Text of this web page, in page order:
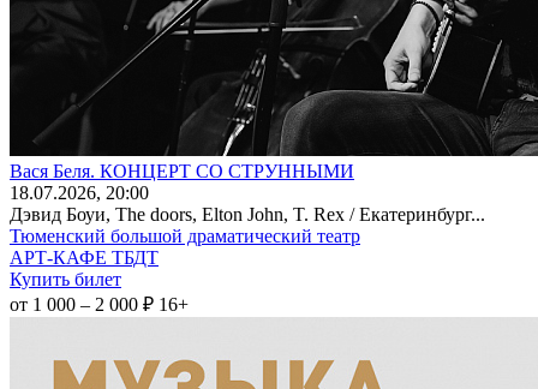
Вася Беля. КОНЦЕРТ СО СТРУННЫМИ
18.07.2026, 20:00
Дэвид Боуи, The doors, Elton John, T. Rex / Екатеринбург...
Тюменский большой драматический театр
АРТ-КАФЕ ТБДТ
Купить билет
от 1 000 – 2 000 ₽ 16+